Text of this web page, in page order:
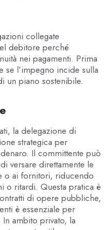
collegate
debitore perché
nei pagamenti. Prima
se l’impegno incide sulla
un piano sostenibile.
la delegazione di
strategica per
Il committente può
versare direttamente le
o ai fornitori, riducendo
o ritardi. Questa pratica è
di opere pubbliche,
è essenziale per
ambito privato, la